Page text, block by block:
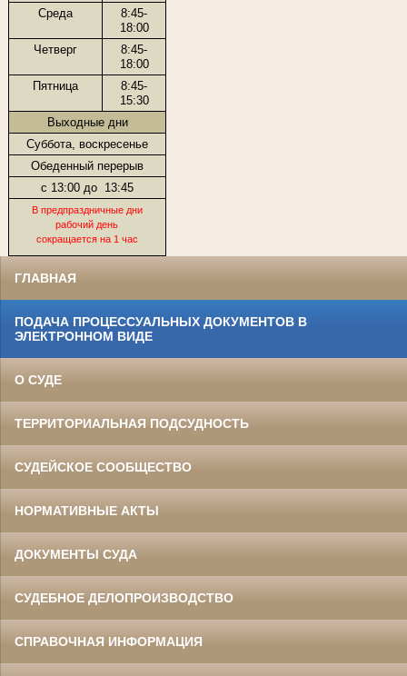
Среда
8:45-
18:00
Четверг
8:45-
18:00
Пятница
8:45-
15:30
Выходные дни
Суббота, воскресенье
Обеденный перерыв
с 13:00 до 13:45
В предпраздничные дни
рабочий день
сокращается на 1 час
ГЛАВНАЯ
ПОДАЧА ПРОЦЕССУАЛЬНЫХ ДОКУМЕНТОВ В
ЭЛЕКТРОННОМ ВИДЕ
О СУДЕ
ТЕРРИТОРИАЛЬНАЯ ПОДСУДНОСТЬ
СУДЕЙСКОЕ СООБЩЕСТВО
НОРМАТИВНЫЕ АКТЫ
ДОКУМЕНТЫ СУДА
СУДЕБНОЕ ДЕЛОПРОИЗВОДСТВО
СПРАВОЧНАЯ ИНФОРМАЦИЯ